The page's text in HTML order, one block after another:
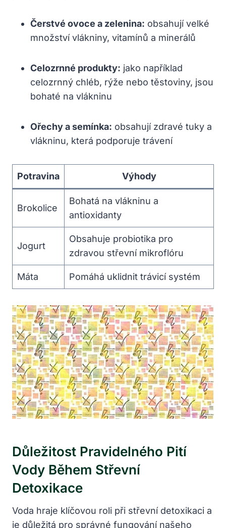
Čerstvé ovoce a zelenina: obsahují velké
množství vlákniny, vitamínů a minerálů
Celozrnné produkty: jako například
celozrnný chléb, rýže nebo těstoviny, jsou
bohaté na vlákninu
Ořechy a semínka: obsahují zdravé tuky a
vlákninu, která podporuje trávení
Potravina Výhody
Brokolice
Bohatá na vlákninu a
antioxidanty
Jogurt
Obsahuje probiotika pro
zdravou střevní mikroflóru
Máta Pomáhá uklidnit trávicí systém
Důležitost Pravidelného Pití
Vody Během Střevní
Detoxikace
Voda hraje klíčovou roli při střevní detoxikaci a
je důležitá pro správné fungování našeho